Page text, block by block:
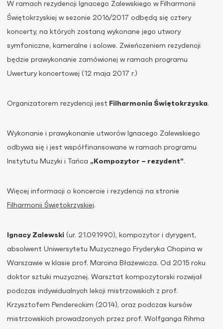
W ramach rezydencji Ignacego Zalewskiego w Filharmonii
Świętokrzyskiej w sezonie 2016/2017 odbędą się cztery
koncerty, na których zostaną wykonane jego utwory
symfoniczne, kameralne i solowe. Zwieńczeniem rezydencji
będzie prawykonanie zamówionej w ramach programu
Uwertury koncertowej (12 maja 2017 r.)
Organizatorem rezydencji jest Filharmonia Świętokrzyska.
Wykonanie i prawykonanie utworów Ignacego Zalewskiego
odbywa się i jest współfinansowane w ramach programu
Instytutu Muzyki i Tańca „Kompozytor – rezydent”.
Więcej informacji o koncercie i rezydencji na stronie
Filharmonii Świętokrzyskiej.
Ignacy Zalewski (ur. 21.09.1990), kompozytor i dyrygent,
absolwent Uniwersytetu Muzycznego Fryderyka Chopina w
Warszawie w klasie prof. Marcina Błażewicza. Od 2015 roku
doktor sztuki muzycznej. Warsztat kompozytorski rozwijał
podczas indywidualnych lekcji mistrzowskich z prof.
Krzysztofem Pendereckim (2014), oraz podczas kursów
mistrzowskich prowadzonych przez prof. Wolfganga Rihma